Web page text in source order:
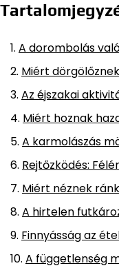
A dorombolás
Miért
Az éjszakai
Miért hoznak
A karmolászás
Rejtőzködés:
Miért néznek
A hirtelen
Finnyásság az
A függetlenség